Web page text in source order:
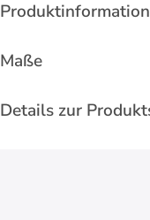
Produktinformation
Maße
Details zur